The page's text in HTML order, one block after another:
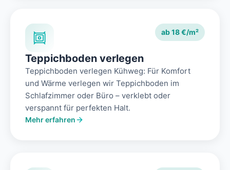
ab 18 €/m²
Teppichboden verlegen
Teppichboden verlegen Kühweg: Für Komfort
und Wärme verlegen wir Teppichboden im
Schlafzimmer oder Büro – verklebt oder
verspannt für perfekten Halt.
Mehr erfahren